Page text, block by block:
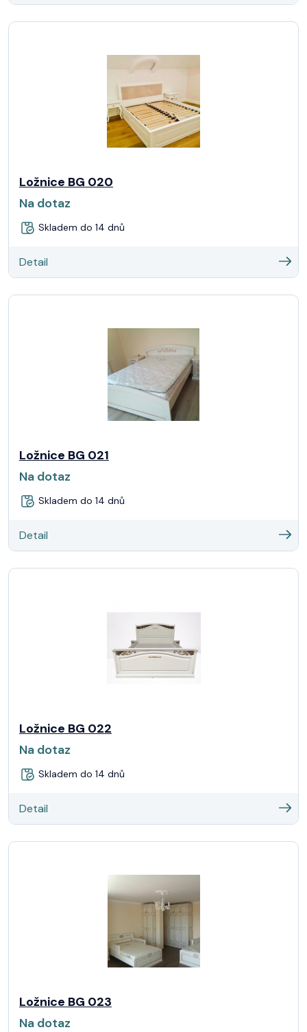
Ložnice BG 020
Na dotaz
Skladem do 14 dnů
Detail
Ložnice BG 021
Na dotaz
Skladem do 14 dnů
Detail
Ložnice BG 022
Na dotaz
Skladem do 14 dnů
Detail
Ložnice BG 023
Na dotaz